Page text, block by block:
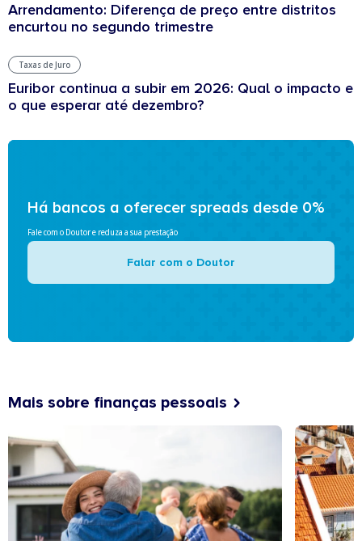
Arrendamento: Diferença de preço entre distritos
encurtou no segundo trimestre
Taxas de Juro
Euribor continua a subir em 2026: Qual o impacto e
o que esperar até dezembro?
Há bancos a oferecer spreads desde 0%
Fale com o Doutor e reduza a sua prestação
Falar com o Doutor
Mais sobre finanças pessoais